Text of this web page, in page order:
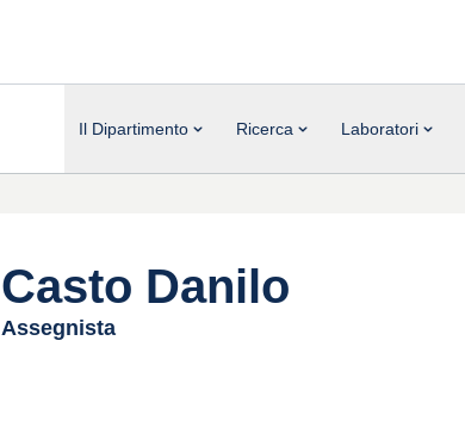
Il Dipartimento Ricerca Laboratori
Casto Danilo
Assegnista